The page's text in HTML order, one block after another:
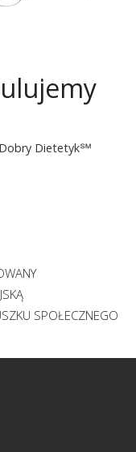
Dietetyk℠
SPOŁECZNEGO